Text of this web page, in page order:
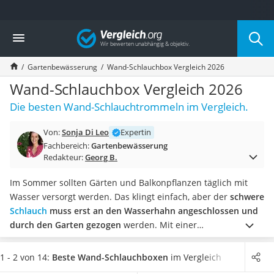
Die beliebtesten Vergleiche nach Kategorie
Baumarkt
Tresor feuerfest
Makita-Akku-Rasenmäher
Kappsäge
Smartes Türschloss
Akku-Rasentrimmer
Split-Klimaanlage 2 Innengeräte
Pelletofen
Tiefbrunnenpumpe
Fliesenschneider
Hochdruckreiniger
Doppelschleifer
Überwachungskamera
Benzinrasenmäher mit Elektrostart
Vergleich
Gartenbewässerung Wand-Schlauchbox Vergleich 2026
Wand-Schlauchbox Vergleich 2026
Die besten Wand-Schlauchtrommeln im Vergleich.
Von:Sonja Di Leo
Expertin
Fachbereich:Gartenbewässerung
Redakteur:Georg B.
Im Sommer sollten Gärten und Balkonpflanzen täglich mit
Wasser versorgt werden. Das klingt einfach, aber der schwere
Schlauch muss erst an den Wasserhahn angeschlossen und
durch den Garten gezogen werden. Mit einer
Schlauchtrommel für die Wand wird das Gießen zum
Kinderspiel.Dank einerintegrierten Schlauchführung wickelt
1 - 2 von 14: Beste Wand-Schlauchboxen im Vergleich